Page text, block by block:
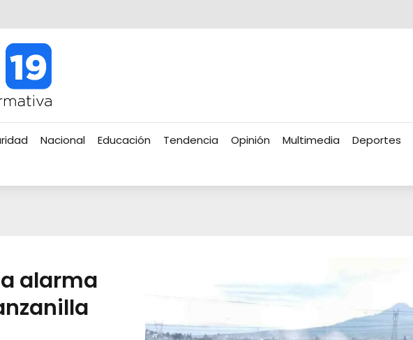
Nacional Educación Tendencia Opinión Multimedia Deportes
alarma